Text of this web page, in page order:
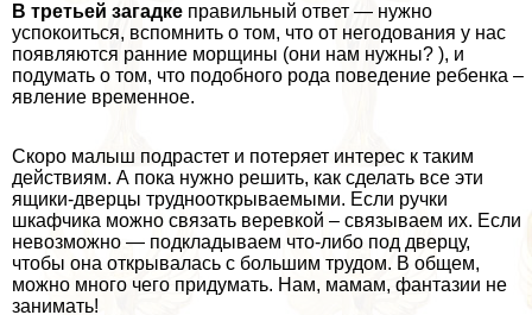
В третьей загадке правильный ответ — нужно
успокоиться, вспомнить о том, что от негодования у нас
появляются ранние морщины (они нам нужны? ), и
подумать о том, что подобного рода поведение ребенка –
явление временное.
Скоро малыш подрастет и потеряет интерес к таким
действиям. А пока нужно решить, как сделать все эти
ящики-дверцы труднооткрываемыми. Если ручки
шкафчика можно связать веревкой – связываем их. Если
невозможно — подкладываем что-либо под дверцу,
чтобы она открывалась с большим трудом. В общем,
можно много чего придумать. Нам, мамам, фантазии не
занимать!